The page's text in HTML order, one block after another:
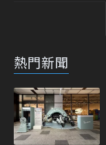
熱門新聞